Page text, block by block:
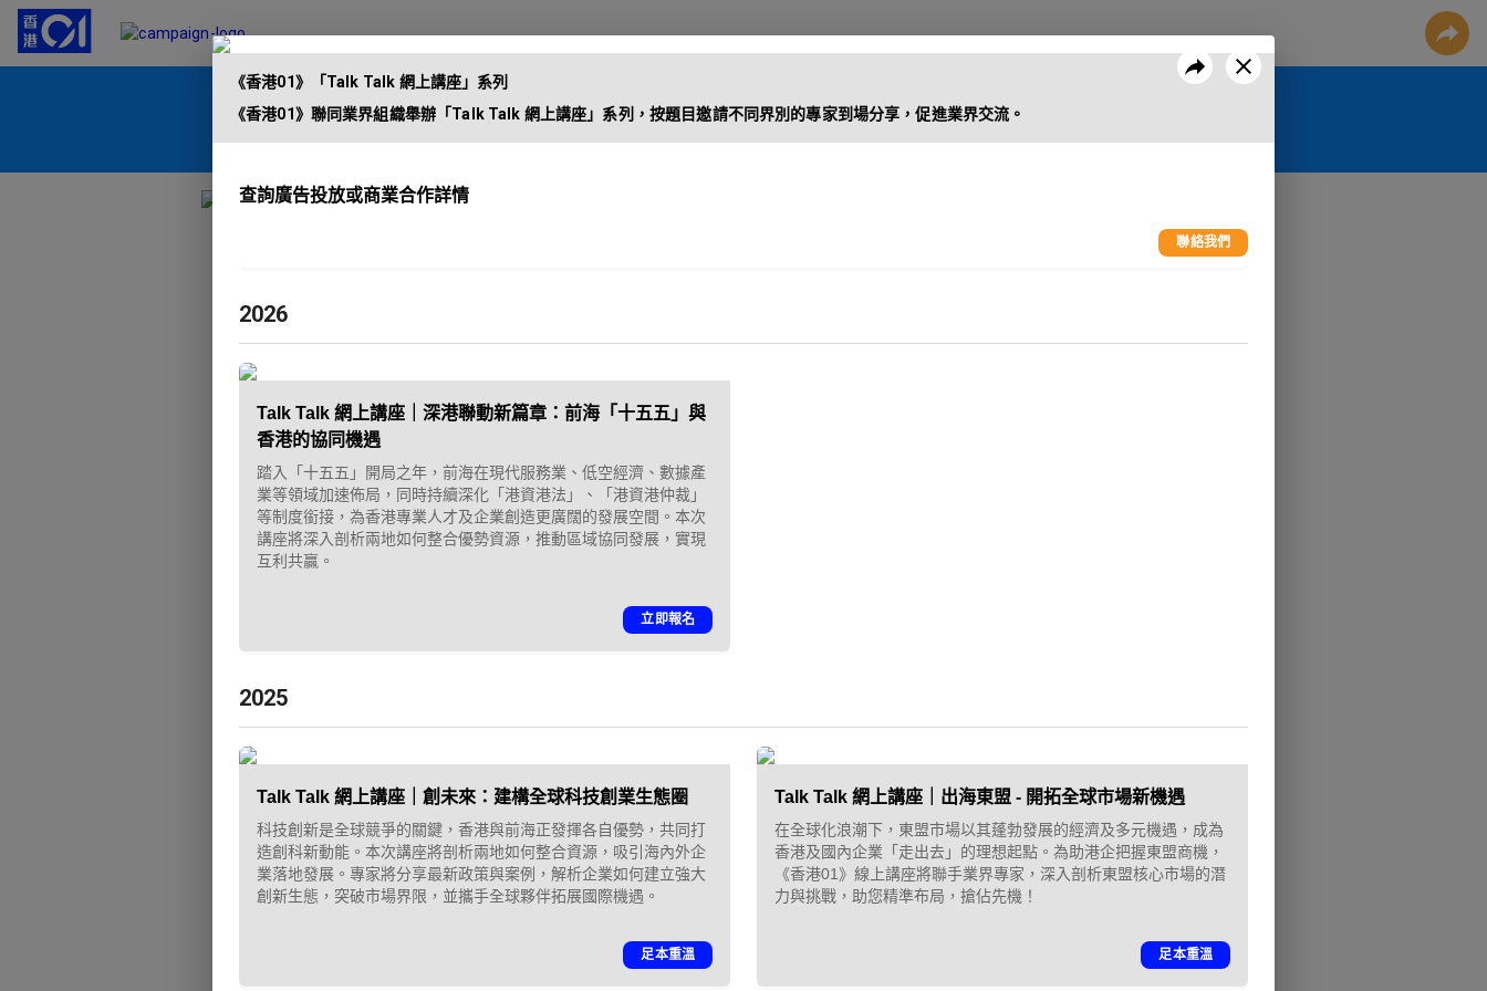
《香港01》「Talk Talk 網上講座」系列
「01親子最愛生活品牌大獎
《香港01》「Talk Talk 網上講座」系列
《香港01》聯同業界組織舉辦「Talk Talk 網上講座」系列，按題目邀請不同界別的專家到場分享，促進業界交流。
查詢廣告投放或商業合作詳情
聯絡我們
2026
Talk Talk 網上講座｜深港聯動新篇章：前海「十五五」與
香港的協同機遇
踏入「十五五」開局之年，前海在現代服務業、低空經濟、數據產
業等領域加速佈局，同時持續深化「港資港法」、「港資港仲裁」
等制度銜接，為香港專業人才及企業創造更廣闊的發展空間。本次
講座將深入剖析兩地如何整合優勢資源，推動區域協同發展，實現
互利共贏。
立即報名
2025
Talk Talk 網上講座｜創未來：建構全球科技創業生態圈
科技創新是全球競爭的關鍵，香港與前海正發揮各自優勢，共同打
造創科新動能。本次講座將剖析兩地如何整合資源，吸引海內外企
業落地發展。專家將分享最新政策與案例，解析企業如何建立強大
創新生態，突破市場界限，並攜手全球夥伴拓展國際機遇。
足本重溫
Talk Talk 網上講座｜出海東盟 - 開拓全球市場新機遇
在全球化浪潮下，東盟市場以其蓬勃發展的經濟及多元機遇，成為
香港及國內企業「走出去」的理想起點。為助港企把握東盟商機，
《香港01》線上講座將聯手業界專家，深入剖析東盟核心市場的潛
力與挑戰，助您精準布局，搶佔先機！
足本重溫